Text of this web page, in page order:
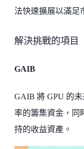
法快速擴展以滿足
解決挑戰的項目
GAIB
GAIB 將 GPU 的
率的籌集資金，同
持的收益資產。